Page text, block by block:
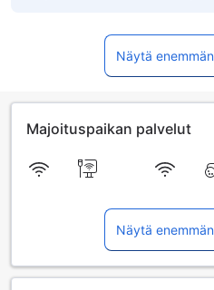
Näytä
Majoituspaikan palvelut
Näytä